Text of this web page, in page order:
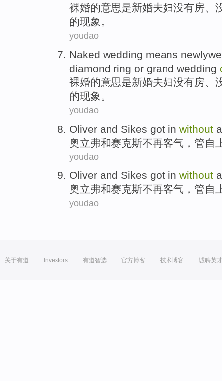
裸婚的意思是新婚夫妇没有房、
的现象。
youdao
Naked wedding means
diamond ring or grand wedding
裸婚的意思是新婚夫妇没有房、
的现象。
youdao
Oliver and Sikes got in without
奥立弗和赛克斯不再客气，管自
youdao
Oliver and Sikes got in without
奥立弗和赛克斯不再客气，管自
youdao
关于有道 Investors 有道智选 官方博客 技术博客 诚聘英才